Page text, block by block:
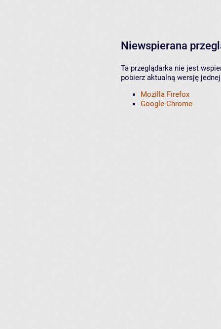
Niewspierana
Ta przeglądarka nie jest
pobierz aktualną wersję
Mozilla Firefox
Google Chrome